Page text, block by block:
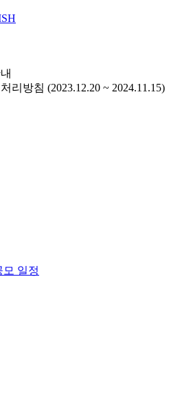
리방침 (2023.12.20 ~ 2024.11.15)
모 일정